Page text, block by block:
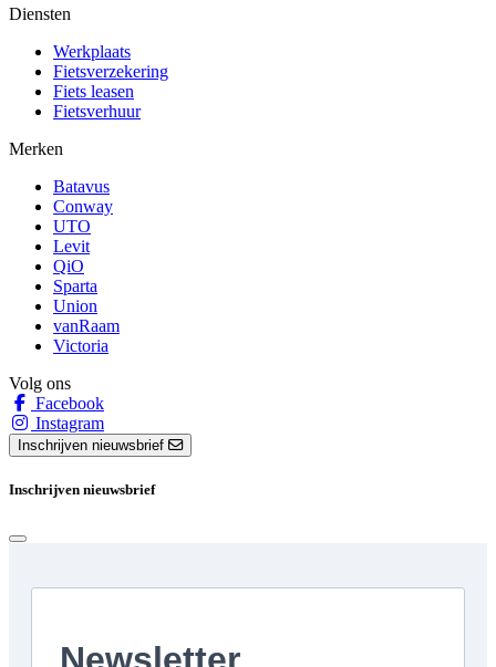
Diensten
Werkplaats
Fietsverzekering
Fiets leasen
Fietsverhuur
Merken
Batavus
Conway
UTO
Levit
QiO
Sparta
Union
vanRaam
Victoria
Volg ons
Facebook
Instagram
Inschrijven nieuwsbrief
Inschrijven nieuwsbrief